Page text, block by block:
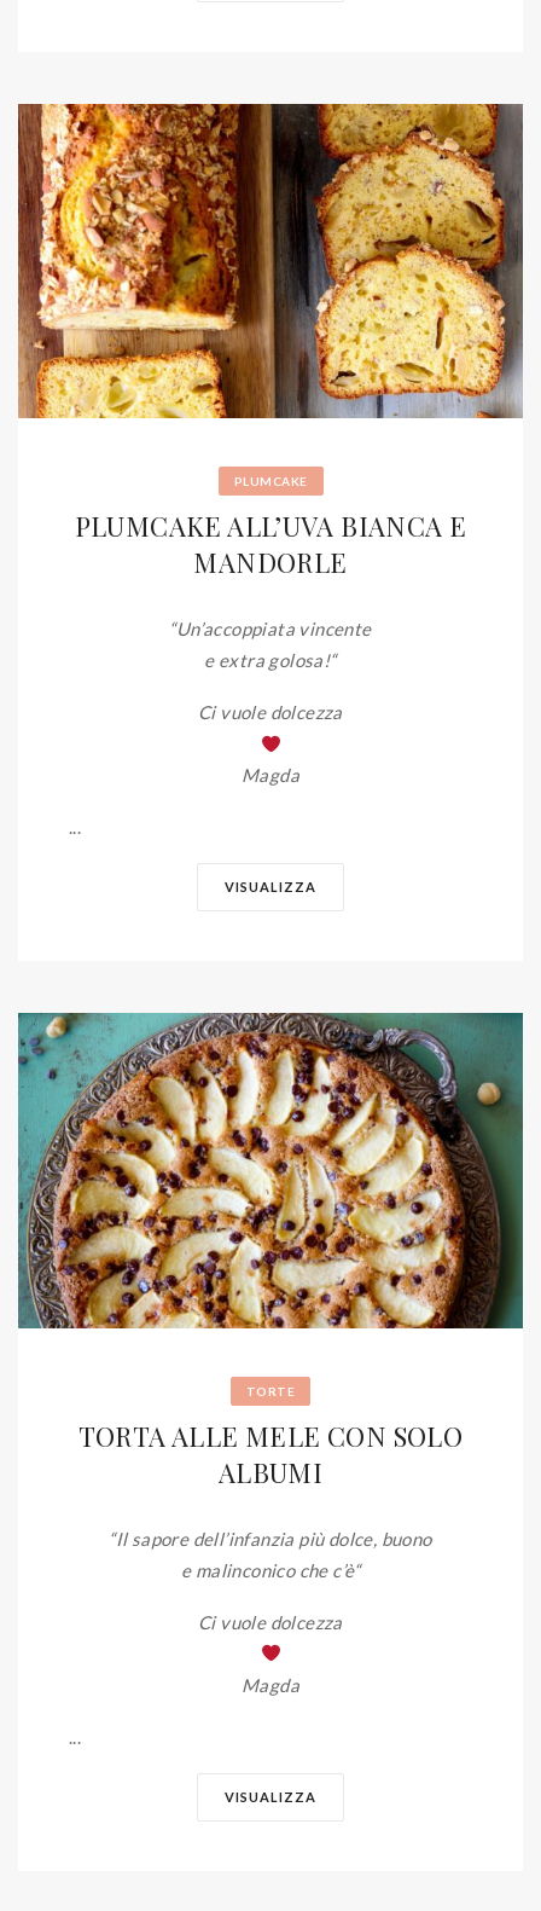
PLUMCAKE
PLUMCAKE ALL’UVA BIANCA E
MANDORLE
“Un’accoppiata vincente
e extra golosa!“
Ci vuole dolcezza
Magda
...
VISUALIZZA
TORTE
TORTA ALLE MELE CON SOLO
ALBUMI
“Il sapore dell’infanzia più dolce, buono
e malinconico che c’è“
Ci vuole dolcezza
Magda
...
VISUALIZZA